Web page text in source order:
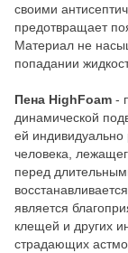
своими
предотвращает
Материал не
попадании
Пена HighFoam -
динамической
ей индивидуально
человека,
перед
является
клещей и других
страдающих